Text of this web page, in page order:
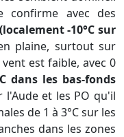
confirme avec des
(localement -10°C sur
plaine, surtout sur
est faible, avec 0
dans les bas-fonds
l'Aude et les PO qu'il
de 1 à 3°C sur les
dans les zones